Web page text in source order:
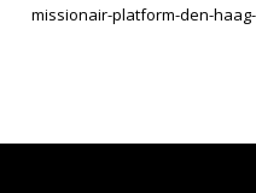
missionair-platform-den-